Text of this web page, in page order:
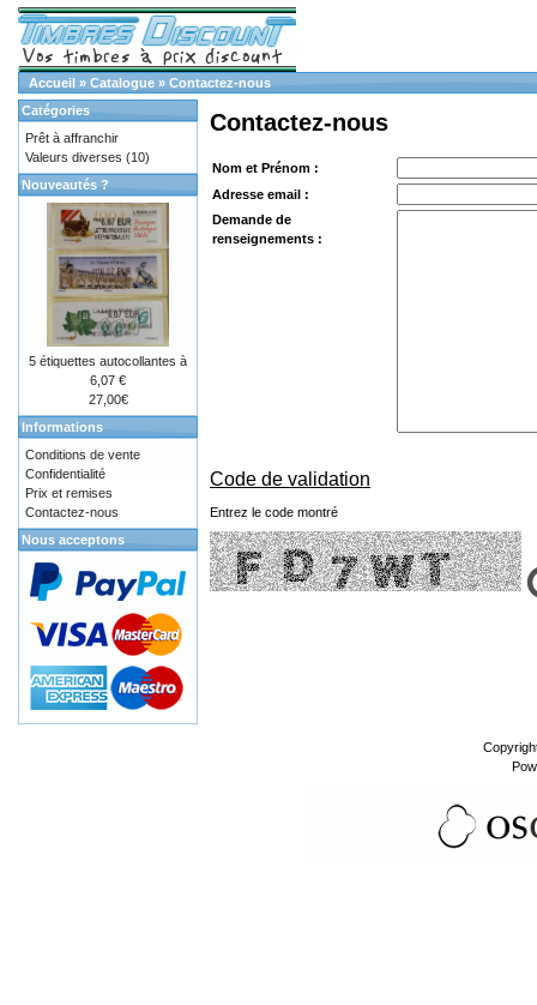
Accueil » Catalogue » Contactez-nous
Contactez-nous
Nom et Prénom :
Adresse email :
Demande de
renseignements :
Code de validation
Entrez le code montré
Catégories
Prêt à affranchir
Valeurs diverses (10)
Nouveautés ?
5 étiquettes autocollantes à
6,07 €
27,00€
Informations
Conditions de vente
Confidentialité
Prix et remises
Contactez-nous
Nous acceptons